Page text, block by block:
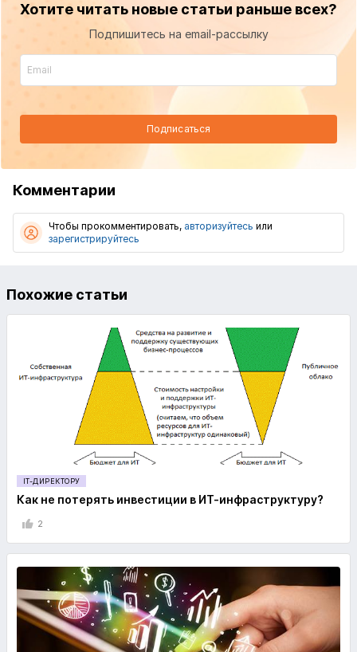
Хотите читать новые статьи раньше всех?
Подпишитесь на email-рассылку
Подписаться
Комментарии
Чтобы прокомментировать, авторизуйтесь или
зарегистрируйтесь
Похожие статьи
IT-ДИРЕКТОРУ
Как не потерять инвестиции в ИТ-инфраструктуру?
2